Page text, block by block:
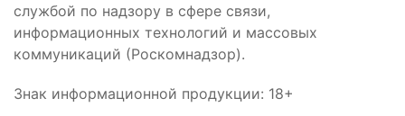
службой по надзору в сфере связи,
информационных технологий и массовых
коммуникаций (Роскомнадзор).
Знак информационной продукции: 18+